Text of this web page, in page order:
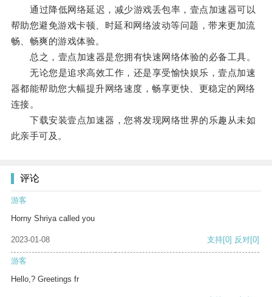
通过降低网络延迟，减少游戏丢包率，壹点加速器可以
帮助您避免游戏卡顿、时延和网络波动等问题，带来更加流
畅、畅爽的游戏体验。
总之，壹点加速器是您拥有快速网络体验的必备工具。
无论您是追求高效工作，还是享受愉快娱乐，壹点加速
器都能帮助您大幅提升网络速度，畅享更快、更稳定的网络
连接。
下载安装壹点加速器，您将发现网络世界的乐趣从未如
此亲手可及。
评论
游客
Horny Shriya called you
2023-01-08 支持[0] 反对[0]
游客
Hello,? Greetings fr